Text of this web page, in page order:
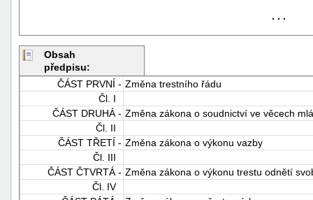
. . .
Obsah
předpisu:
ČÁST PRVNÍ - Změna trestního řádu
Čl. I
ČÁST DRUHÁ - Změna zákona o soudnictví ve věcech
Čl. II
ČÁST TŘETÍ - Změna zákona o výkonu vazby
Čl. III
ČÁST ČTVRTÁ - Změna zákona o výkonu trestu odnětí
Čl. IV